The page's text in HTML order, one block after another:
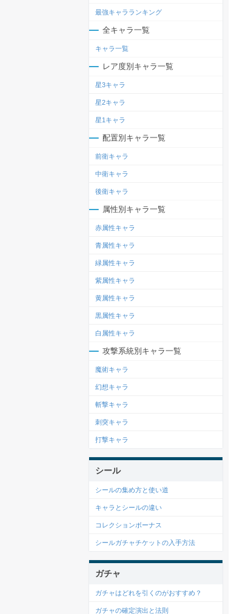
最強キャラランキング
全キャラ一覧
キャラ一覧
レア度別キャラ一覧
星3キャラ
星2キャラ
星1キャラ
配置別キャラ一覧
前衛キャラ
中衛キャラ
後衛キャラ
属性別キャラ一覧
赤属性キャラ
青属性キャラ
緑属性キャラ
紫属性キャラ
黄属性キャラ
黒属性キャラ
白属性キャラ
攻撃系統別キャラ一覧
魔術キャラ
幻想キャラ
斬撃キャラ
刺突キャラ
打撃キャラ
シール
シールの集め方と使い道
キャラとシールの違い
コレクションボーナス
シールガチャチケットの入手方法
ガチャ
ガチャはどれを引くのがおすすめ？
ガチャの確定演出と法則